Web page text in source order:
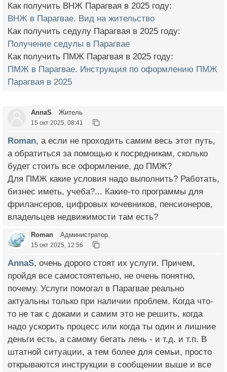
Как получить ВНЖ Парагвая в 2025 году:
ВНЖ в Парагвае. Вид на жительство
Как получить седулу Парагвая в 2025 году:
Получение седулы в Парагвае
Как получить ПМЖ Парагвая в 2025 году:
ПМЖ в Парагвае. Инструкция по оформлению ПМЖ
Парагвая в 2025
AnnaS Житель
15 окт 2025, 08:41
Roman, а если не проходить самим весь этот путь,
а обратиться за помощью к посредникам, сколько
будет стоить все оформление, до ПМЖ?
Для ПМЖ какие условия надо выполнить? Работать,
бизнес иметь, учеба?... Какие-то программы для
фрилансеров, цифровых кочевников, пенсионеров,
владельцев недвижимости там есть?
Roman Администратор
15 окт 2025, 12:56
AnnaS, очень дорого стоят их услуги. Причем,
пройдя все самостоятельно, не очень понятно,
почему. Услуги помогал в Парагвае реально
актуальны только при наличии проблем. Когда что-
то не так с доками и самим это не решить, когда
надо ускорить процесс или когда ты один и лишние
деньги есть, а самому бегать лень - и т.д. и т.п. В
штатной ситуации, а тем более для семьи, просто
открываются инструкции в сообщении выше и все